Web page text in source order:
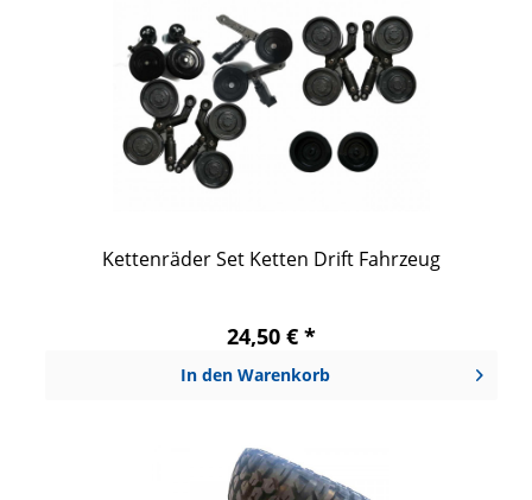
Kettenräder Set Ketten Drift Fahrzeug
24,50 € *
In den Warenkorb